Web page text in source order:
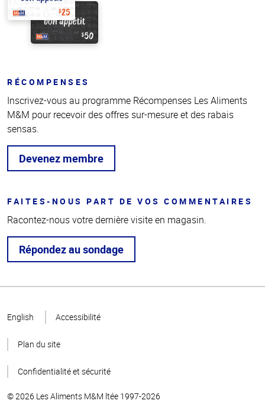
RÉCOMPENSES
Inscrivez-vous au programme Récompenses Les Aliments
M&M pour recevoir des offres sur-mesure et des rabais
sensas.
Devenez membre
FAITES-NOUS PART DE VOS COMMENTAIRES
Racontez-nous votre dernière visite en magasin.
Répondez au sondage
page
English Accessibilité
Plan du site
Confidentialité et sécurité
© 2026 Les Aliments M&M ltée 1997-2026